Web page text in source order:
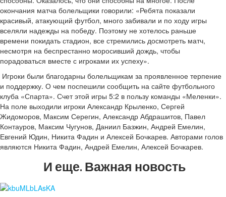
окончания матча болельщики говорили: «Ребята показали
красивый, атакующий футбол, много забивали и по ходу игры
вселяли надежды на победу. Поэтому не хотелось раньше
времени покидать стадион, все стремились досмотреть матч,
несмотря на беспрестанно моросивший дождь, чтобы
порадоваться вместе с игроками их успеху».
Игроки были благодарны болельщикам за проявленное терпение
и поддержку. О чем поспешили сообщить на сайте футбольного
клуба «Спарта». Счет этой игры 5:2 в пользу команды «Меленки».
На поле выходили игроки Александр Крыленко, Сергей
Жидоморов, Максим Серегин, Александр Абдрашитов, Павел
Контауров, Максим Чугунов, Даниил Базжин, Андрей Емелин,
Евгений Юдин, Никита Фадин и Алексей Бочкарев. Авторами голов
являются Никита Фадин, Андрей Емелин, Алексей Бочкарев.
И еще. Важная новость